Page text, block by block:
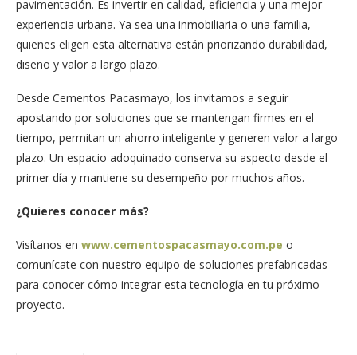
pavimentación. Es invertir en calidad, eficiencia y una mejor
experiencia urbana. Ya sea una inmobiliaria o una familia,
quienes eligen esta alternativa están priorizando durabilidad,
diseño y valor a largo plazo.
Desde Cementos Pacasmayo, los invitamos a seguir
apostando por soluciones que se mantengan firmes en el
tiempo, permitan un ahorro inteligente y generen valor a largo
plazo. Un espacio adoquinado conserva su aspecto desde el
primer día y mantiene su desempeño por muchos años.
¿Quieres conocer más?
Visítanos en www.cementospacasmayo.com.pe o
comunícate con nuestro equipo de soluciones prefabricadas
para conocer cómo integrar esta tecnología en tu próximo
proyecto.